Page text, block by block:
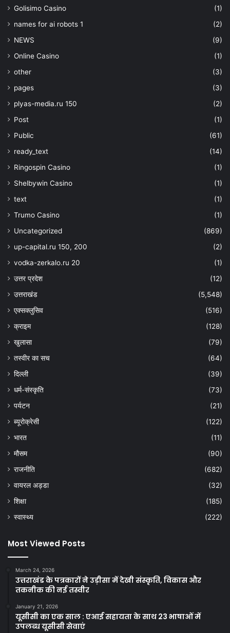
Golisimo Casino
(1)
names for ai robots 1
(2)
NEWS
(9)
Online Casino
(1)
other
(3)
pages
(3)
plyas-media.ru 150
(2)
Post
(1)
Public
(61)
ready_text
(14)
Ringospin Casino
(1)
Shelbywin Casino
(1)
text
(1)
Trumo Casino
(1)
Uncategorized
(869)
up-capital.ru 150, 200
(2)
vodka-zerkalo.ru 20
(1)
उत्तर प्रदेश
(12)
उत्तराखंड
(5,548)
एक्सक्लुसिव
(516)
क्राइम
(128)
खुलासा
(79)
तस्वीर का सच
(64)
दिल्ली
(39)
धर्म-संस्कृति
(73)
पर्यटन
(21)
ब्यूरोक्रेसी
(122)
भारत
(11)
मौसम
(90)
राजनीति
(682)
वायरल अड्डा
(32)
शिक्षा
(185)
स्वास्थ्य
(222)
Most Viewed Posts
March 24, 2026
उत्तराखंड के पत्रकारों ने उड़ीसा में देखी संस्कृति, विकास और
तकनीक की नई तस्वीर
January 21, 2026
यूसीसी का एक साल : एआई सहायता के साथ 23 भाषाओं में
उपलब्ध यूसीसी सेवाएं